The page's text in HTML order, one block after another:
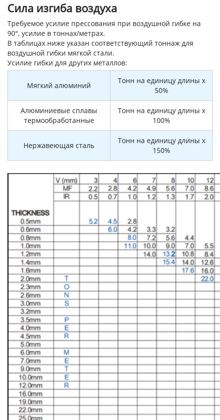
Сила изгиба воздуха
Требуемое усилие прессования при воздушной гибке на
90°, усилие в тоннах/метрах.
В таблицах ниже указан соответствующий тоннаж для
воздушной гибки мягкой стали.
Усилие гибки для других металлов:
Мягкий алюминий
Тонн на единицу длины x
50%
Алюминиевые сплавы
термообработанные
Тонн на единицу длины x
100%
Нержавеющая сталь
Тонн на единицу длины x
150%